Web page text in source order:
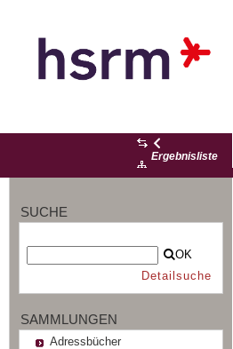
Ergebnisliste
SUCHE
OK
Detailsuche
SAMMLUNGEN
Adressbücher